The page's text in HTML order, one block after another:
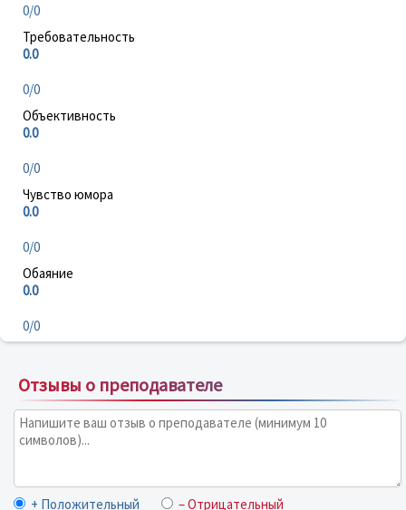
0/0
Требовательность
0.0
0/0
Объективность
0.0
0/0
Чувство юмора
0.0
0/0
Обаяние
0.0
0/0
Отзывы о преподавателе
+ Положительный – Отрицательный